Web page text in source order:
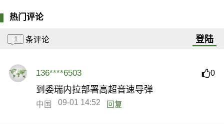
热门评论
1 条评论 登陆
136****6503 0
到委瑞内拉部署高超音速导弹
中国 09-01 14:52 回复